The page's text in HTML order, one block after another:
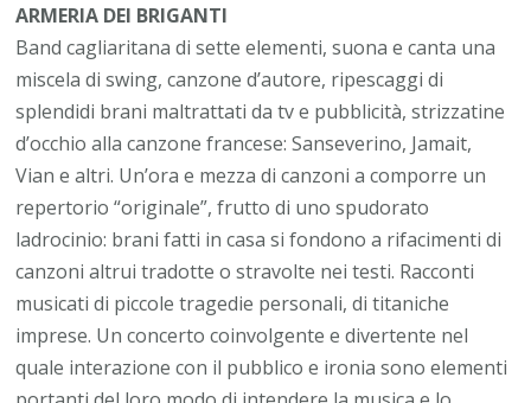
ARMERIA DEI BRIGANTI
Band cagliaritana di sette elementi, suona e canta una
miscela di swing, canzone d’autore, ripescaggi di
splendidi brani maltrattati da tv e pubblicità, strizzatine
d’occhio alla canzone francese: Sanseverino, Jamait,
Vian e altri. Un’ora e mezza di canzoni a comporre un
repertorio “originale”, frutto di uno spudorato
ladrocinio: brani fatti in casa si fondono a rifacimenti di
canzoni altrui tradotte o stravolte nei testi. Racconti
musicati di piccole tragedie personali, di titaniche
imprese. Un concerto coinvolgente e divertente nel
quale interazione con il pubblico e ironia sono elementi